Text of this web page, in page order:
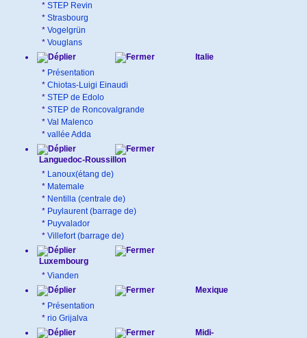
* STEP Revin
* Strasbourg
* Vogelgrün
* Vouglans
Italie
* Présentation
* Chiotas-Luigi Einaudi
* STEP de Edolo
* STEP de Roncovalgrande
* Val Malenco
* vallée Adda
Languedoc-Roussillon
* Lanoux(étang de)
* Matemale
* Nentilla (centrale de)
* Puylaurent (barrage de)
* Puyvalador
* Villefort (barrage de)
Luxembourg
* Vianden
Mexique
* Présentation
* rio Grijalva
Midi-